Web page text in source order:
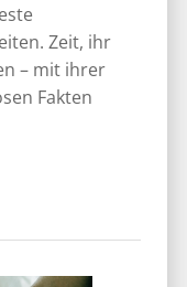
Zeit, ihr
– mit ihrer
Fakten